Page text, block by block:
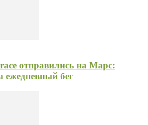
отправились на Марс:
ежедневный бег